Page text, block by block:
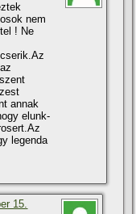
nem
! Ne
annak
elunk-
legenda
15.